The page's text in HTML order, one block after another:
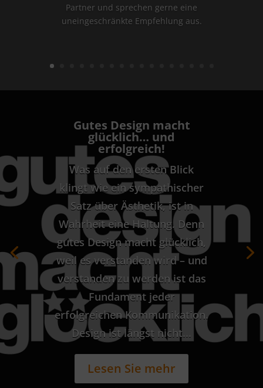
Partner und sprechen gerne eine
uneingeschränkte Empfehlung aus.
Gutes Design macht
glücklich… und
erfolgreich!
Was auf den ersten Blick
klingt wie ein sympathischer
Satz über Ästhetik, ist in
Wahrheit eine Haltung. Denn
gutes Design macht glücklich,
weil es verstanden wird – und
verstanden zu werden ist das
Fundament jeder
erfolgreichen Kommunikation.
Design ist längst nicht...
Lesen Sie mehr